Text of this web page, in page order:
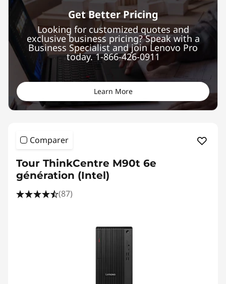
Get Better Pricing
Looking for customized quotes and
exclusive business pricing? Speak with a
Business Specialist and join Lenovo Pro
today. 1-866-426-0911
Learn More
Comparer
Tour ThinkCentre M90t 6e
génération (Intel)
(87)